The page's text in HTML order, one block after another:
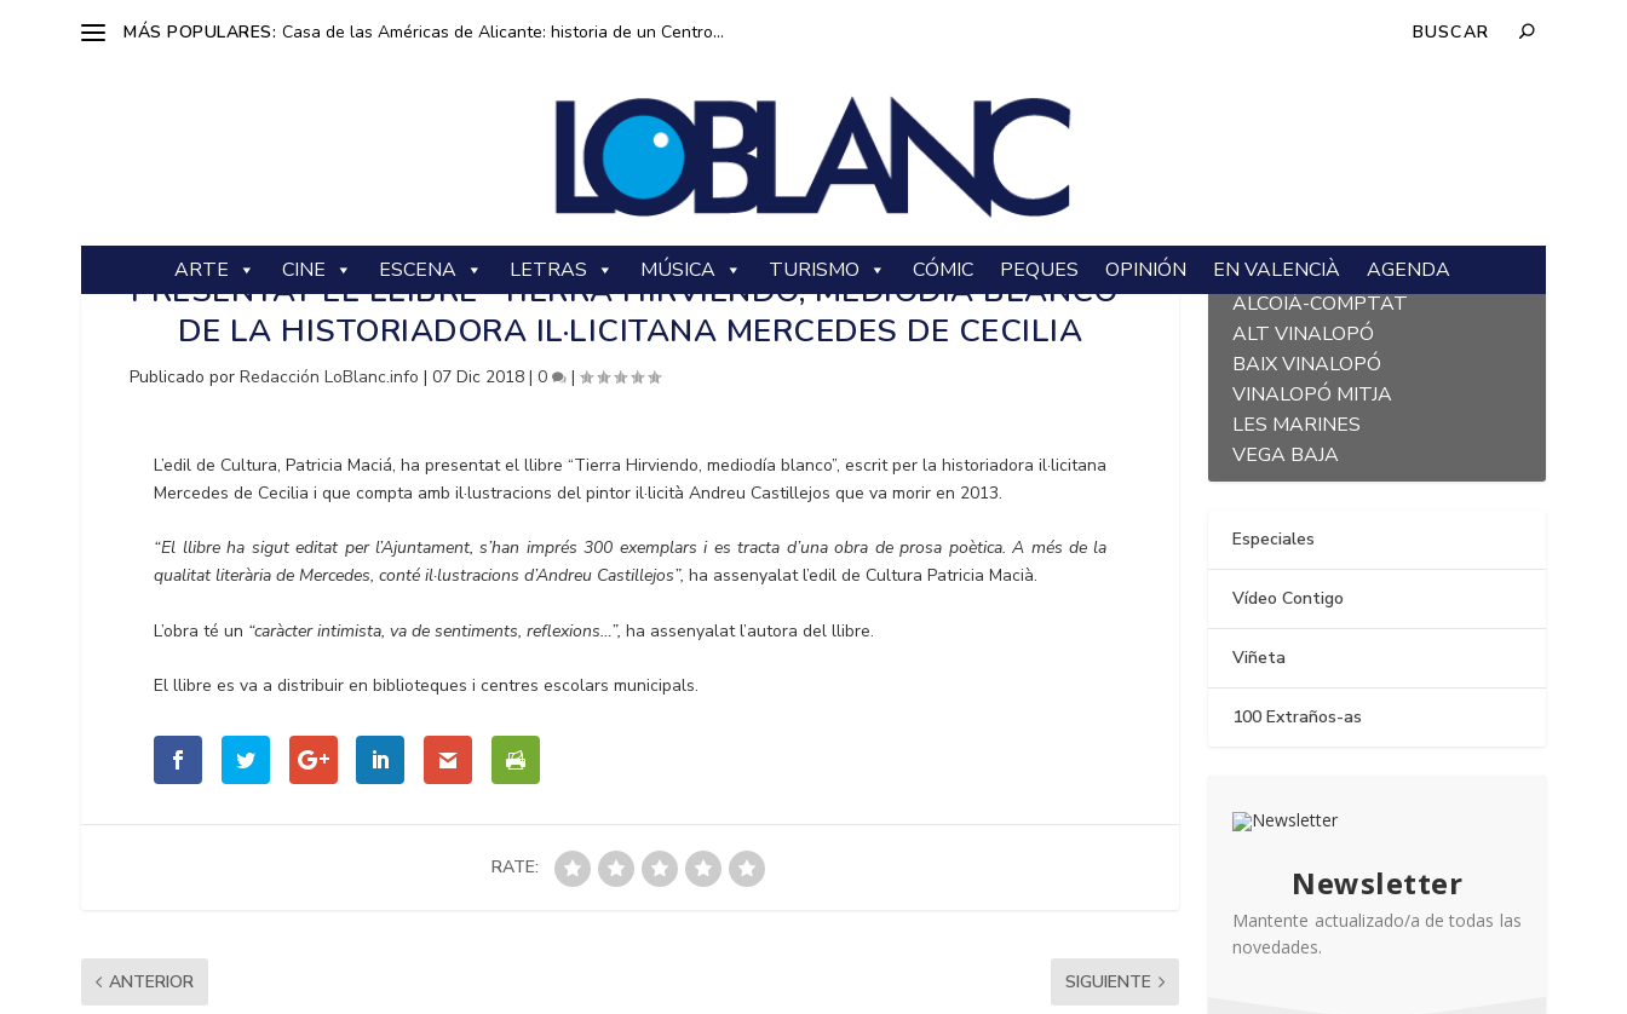
MÁS POPULARES: Casa de las Américas de Alicante: historia de un Centro...
ARTE CINE ESCENA LETRAS MÚSICA TURISMO CÓMIC PEQUES OPINIÓN EN VALENCIÀ AGENDA
PRESENTAT EL LLIBRE “TIERRA HIRVIENDO, MEDIODÍA BLANCO”
DE LA HISTORIADORA IL·LICITANA MERCEDES DE CECILIA
Publicado porRedacción LoBlanc.info |07 Dic 2018 |0 |
L’edil de Cultura, Patricia Maciá, ha presentat el llibre “Tierra Hirviendo, mediodía blanco”, escrit per la historiadora il·licitana
Mercedes de Cecilia i que compta amb il·lustracions del pintor il·licità Andreu Castillejos que va morir en 2013.
“El llibre ha sigut editat per l’Ajuntament, s’han imprés 300 exemplars i es tracta d’una obra de prosa poètica. A més de la
qualitat literària de Mercedes, conté il·lustracions d’Andreu Castillejos”, ha assenyalat l’edil de Cultura Patricia Macià.
L’obra té un “caràcter intimista, va de sentiments, reflexions…”, ha assenyalat l’autora del llibre.
El llibre es va a distribuir en biblioteques i centres escolars municipals.
RATE:
ANTERIOR SIGUIENTE
L´ALACANTÍ
ALCOIÀ-COMPTAT
ALT VINALOPÓ
BAIX VINALOPÓ
VINALOPÓ MITJA
LES MARINES
VEGA BAJA
Especiales
Vídeo Contigo
Viñeta
100 Extraños-as
Newsletter
Mantente actualizado/a de todas las
novedades.